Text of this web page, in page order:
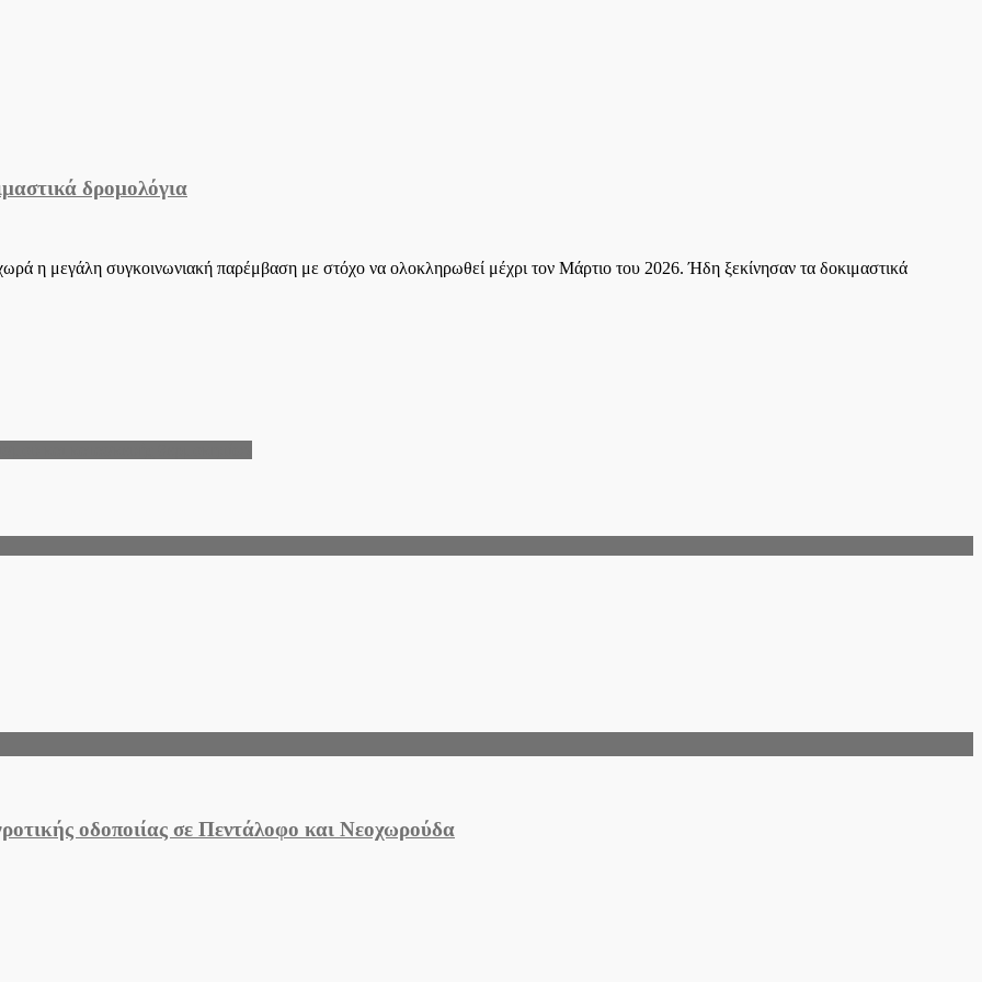
δρομολόγια
η μεγάλη συγκοινωνιακή παρέμβαση με στόχο να ολοκληρωθεί μέχρι τον Μάρτιο του 2026. Ήδη ξεκίνησαν τα δοκιμαστικά
οδοποιίας σε Πεντάλοφο και Νεοχωρούδα